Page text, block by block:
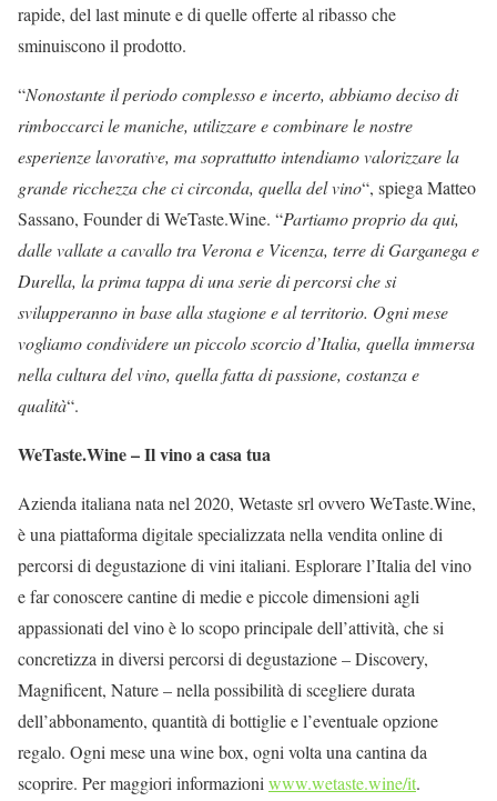
rapide, del last minute e di quelle offerte al ribasso che
sminuiscono il prodotto.
“Nonostante il periodo complesso e incerto, abbiamo deciso di
rimboccarci le maniche, utilizzare e combinare le nostre
esperienze lavorative, ma soprattutto intendiamo valorizzare la
grande ricchezza che ci circonda, quella del vino“, spiega Matteo
Sassano, Founder di WeTaste.Wine. “Partiamo proprio da qui,
dalle vallate a cavallo tra Verona e Vicenza, terre di Garganega e
Durella, la prima tappa di una serie di percorsi che si
svilupperanno in base alla stagione e al territorio. Ogni mese
vogliamo condividere un piccolo scorcio d’Italia, quella immersa
nella cultura del vino, quella fatta di passione, costanza e
qualità“.
WeTaste.Wine – Il vino a casa tua
Azienda italiana nata nel 2020, Wetaste srl ovvero WeTaste.Wine,
è una piattaforma digitale specializzata nella vendita online di
percorsi di degustazione di vini italiani. Esplorare l’Italia del vino
e far conoscere cantine di medie e piccole dimensioni agli
appassionati del vino è lo scopo principale dell’attività, che si
concretizza in diversi percorsi di degustazione – Discovery,
Magnificent, Nature – nella possibilità di scegliere durata
dell’abbonamento, quantità di bottiglie e l’eventuale opzione
regalo. Ogni mese una wine box, ogni volta una cantina da
scoprire. Per maggiori informazioni www.wetaste.wine/it.